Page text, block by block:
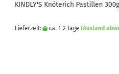
KINDLY'S Knöterich Pastillen 300g
Lieferzeit: ca. 1-2 Tage (Ausland